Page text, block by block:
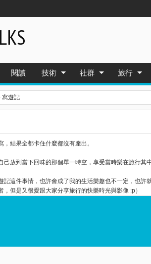
make space p.65-p.87
閱讀 技術 社群 旅行
寫遊記
結果全都卡住什麼都沒有產出。
己放到當下回味的那個單一時空，享受當時樂在旅行其
記這件事情，也許會成了我的生活樂趣也不一定，也許
，但是又很愛跟大家分享旅行的快樂時光與影像 :p）